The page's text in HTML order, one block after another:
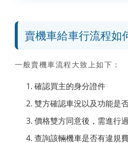
賣機車給車行流程如
一般賣機車流程大致上如下：
確認買主的身分證件
雙方確認車況以及功能是
價格雙方同意後，需進行
查詢該輛機車是否有違規